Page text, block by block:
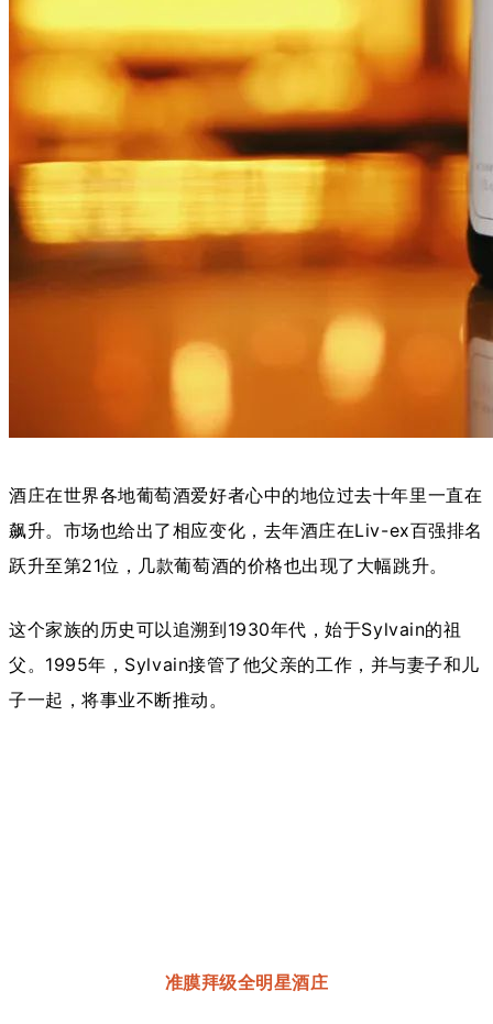
酒庄在世界各地葡萄酒爱好者心中的地位过去十年里一直在
飙升。市场也给出了相应变化，去年酒庄在Liv-ex百强排名
跃升至第21位，几款葡萄酒的价格也出现了大幅跳升。
这个家族的历史可以追溯到1930年代，始于Sylvain的祖
父。1995年，Sylvain接管了他父亲的工作，并与妻子和儿
子一起，将事业不断推动。
准膜拜级全明星酒庄